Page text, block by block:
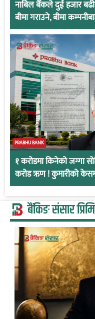
नाबिल बैंकले दुई हजार
बीमा गराउने, बीमा
PRABHU BANK
१ करोडमा किनेको जग्गा
करोड ऋण ! कुमारीको
बैंकिङ संसार